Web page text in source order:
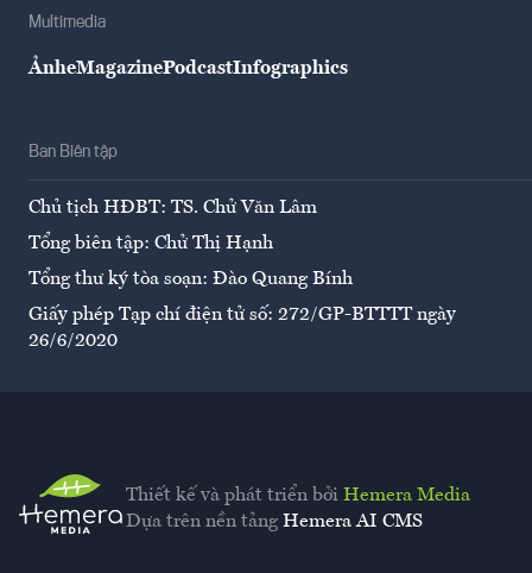
Multimedia
ẢnheMagazinePodcastInfographics
Ban Biên tập
Chủ tịch HĐBT: TS. Chử Văn Lâm
Tổng biên tập: Chử Thị Hạnh
Tổng thư ký tòa soạn: Đào Quang Bính
Giấy phép Tạp chí điện tử số: 272/GP-BTTTT ngày
26/6/2020
Thiết kế và phát triển bởi Hemera Media
Dựa trên nền tảng Hemera AI CMS